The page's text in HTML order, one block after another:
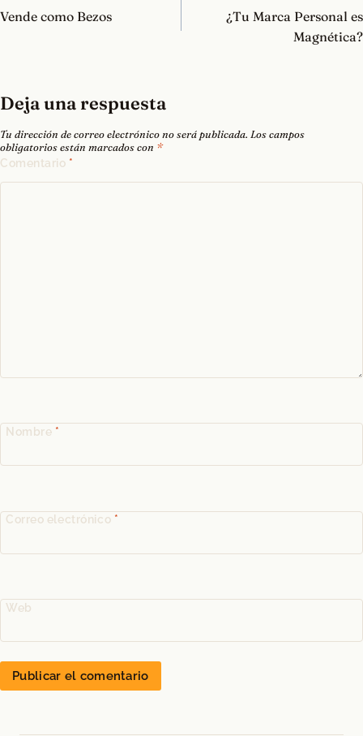
de
Vende como Bezos
¿Tu Marca Personal es
Magnética?
Deja una respuesta
Tu dirección de correo electrónico no será publicada. Los campos
obligatorios están marcados con *
Comentario *
Nombre *
Correo electrónico *
Web